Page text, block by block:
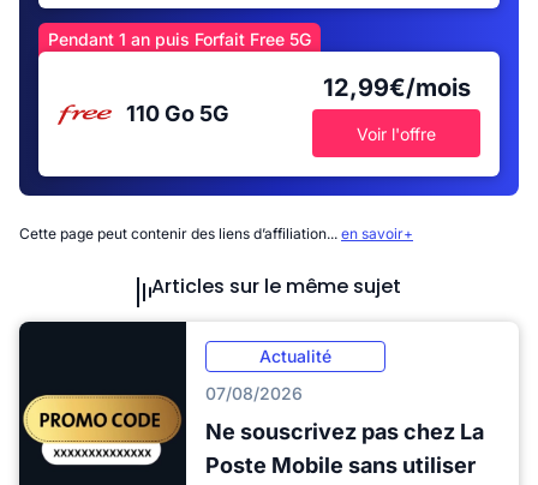
Pendant 1 an puis Forfait Free 5G
110 Go 5G
12,99€/mois
Voir l'offre
Cette page peut contenir des liens d’affiliation... en savoir+
Articles sur le même sujet
Actualité
07/08/2026
Ne souscrivez pas chez La
Poste Mobile sans utiliser